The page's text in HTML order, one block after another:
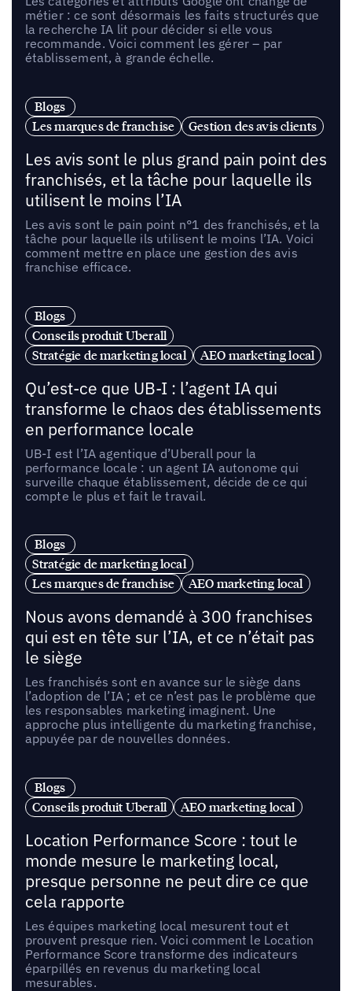
métier : ce sont désormais les faits structurés que
la recherche IA lit pour décider si elle vous
recommande. Voici comment les gérer – par
établissement, à grande échelle.
Blogs
Les marques de franchise
Gestion des avis clients
Les avis sont le plus grand pain point des
franchisés, et la tâche pour laquelle ils
utilisent le moins l’IA
Les avis sont le pain point n°1 des franchisés, et la
tâche pour laquelle ils utilisent le moins l’IA. Voici
comment mettre en place une gestion des avis
franchise efficace.
Blogs
Conseils produit Uberall
Stratégie de marketing local
AEO marketing local
Qu’est-ce que UB-I : l’agent IA qui
transforme le chaos des établissements
en performance locale
UB-I est l’IA agentique d’Uberall pour la
performance locale : un agent IA autonome qui
surveille chaque établissement, décide de ce qui
compte le plus et fait le travail.
Blogs
Stratégie de marketing local
Les marques de franchise
AEO marketing local
Nous avons demandé à 300 franchises
qui est en tête sur l’IA, et ce n’était pas
le siège
Les franchisés sont en avance sur le siège dans
l’adoption de l’IA ; et ce n’est pas le problème que
les responsables marketing imaginent. Une
approche plus intelligente du marketing franchise,
appuyée par de nouvelles données.
Blogs
Conseils produit Uberall
AEO marketing local
Location Performance Score : tout le
monde mesure le marketing local,
presque personne ne peut dire ce que
cela rapporte
Les équipes marketing local mesurent tout et
prouvent presque rien. Voici comment le Location
Performance Score transforme des indicateurs
éparpillés en revenus du marketing local
mesurables.